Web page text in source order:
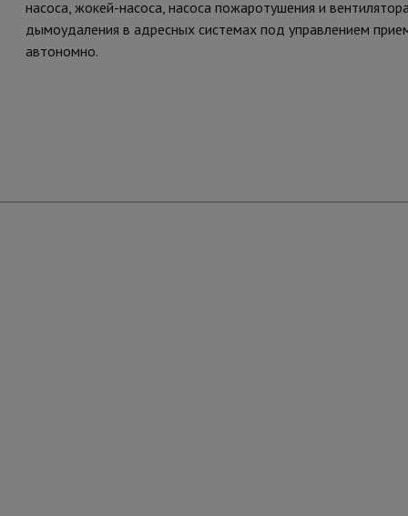
насоса, жокей-насоса, насоса пожаротушения и
дымоудаления в адресных системах под управлением
автономно.